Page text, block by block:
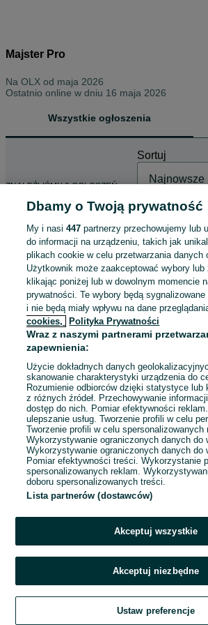
Majster Pro
Na OLX od maja 2026
Ostatnio online w dniu 16 maja 2026
Wszystkie ogłoszenia
ZNALEŹLIŚMY 0 OGŁOSZEŃ
Sortuj
Dbamy o Twoją prywatność
My i nasi447 partnerzy przechowujemy lub
do informacji na urządzeniu, takich jak
plikach cookie w celu przetwarzania danych
Użytkownik może zaakceptować wybory lub
klikając poniżej lub w dowolnym momencie
prywatności. Te wybory będą
i nie będą miały wpływu na dane
cookies,
Polityka Prywatności
Wraz z naszymi partnerami
zapewnienia:
Użycie dokładnych danych
skanowanie charakterystyki urządzenia do
Rozumienie odbiorców dzięki statystyce lub
z różnych źródeł. Przechowywanie
dostęp do nich. Pomiar efektywności
ulepszanie usług. Tworzenie profili w celu
Tworzenie profili w celu spersonalizowanych
Wykorzystywanie ograniczonych danych do
Wykorzystywanie ograniczonych danych do
Pomiar efektywności treści. Wykorzystanie
spersonalizowanych reklam.
doboru spersonalizowanych treści.
Lista partnerów (dostawców)
Akceptuj wszystkie
Akceptuj niezbędne
Ustaw preferencje